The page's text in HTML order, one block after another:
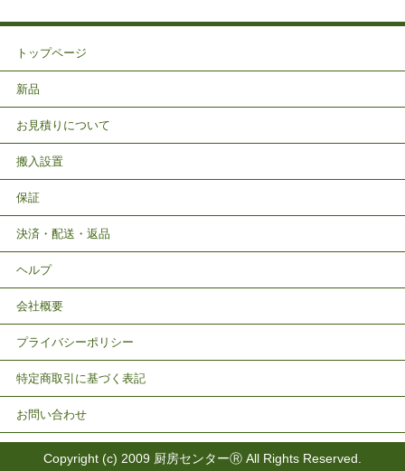
トップページ
新品
お見積りについて
搬入設置
保証
決済・配送・返品
ヘルプ
会社概要
プライバシーポリシー
特定商取引に基づく表記
お問い合わせ
Copyright (c) 2009 厨房センターⓇ All Rights Reserved.